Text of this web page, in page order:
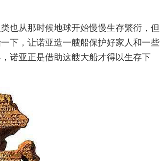
也从那时候地球开始慢慢生存繁衍，但
下，让诺亚造一艘船保护好家人和一些
诺亚正是借助这艘大船才得以生存下